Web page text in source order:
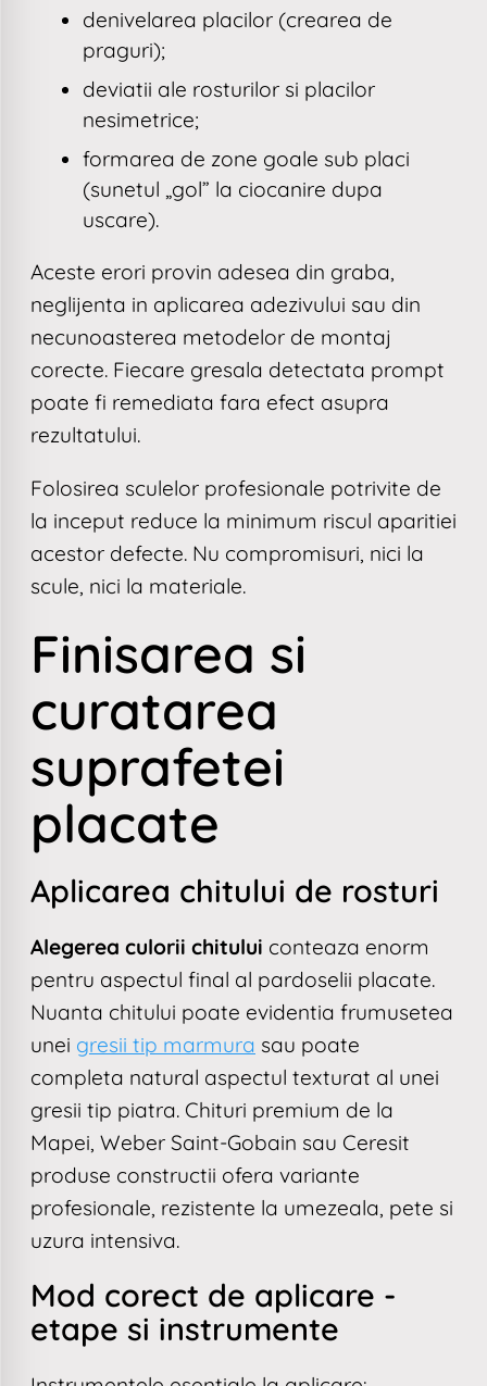
denivelarea placilor (crearea de
praguri);
deviatii ale rosturilor si placilor
nesimetrice;
formarea de zone goale sub placi
(sunetul „gol” la ciocanire dupa
uscare).
Aceste erori provin adesea din graba,
neglijenta in aplicarea adezivului sau din
necunoasterea metodelor de montaj
corecte. Fiecare gresala detectata prompt
poate fi remediata fara efect asupra
rezultatului.
Folosirea sculelor profesionale potrivite de
la inceput reduce la minimum riscul aparitiei
acestor defecte. Nu compromisuri, nici la
scule, nici la materiale.
Finisarea si
curatarea
suprafetei
placate
Aplicarea chitului de rosturi
Alegerea culorii chitului conteaza enorm
pentru aspectul final al pardoselii placate.
Nuanta chitului poate evidentia frumusetea
unei gresii tip marmura sau poate
completa natural aspectul texturat al unei
gresii tip piatra. Chituri premium de la
Mapei, Weber Saint-Gobain sau Ceresit
produse constructii ofera variante
profesionale, rezistente la umezeala, pete si
uzura intensiva.
Mod corect de aplicare -
etape si instrumente